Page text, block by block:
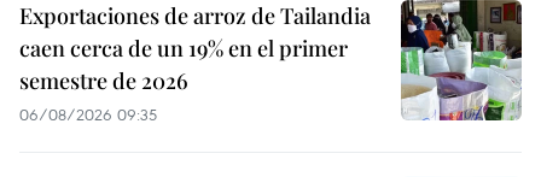
Exportaciones de arroz de Tailandia
caen cerca de un 19% en el primer
semestre de 2026
06/08/2026 09:35